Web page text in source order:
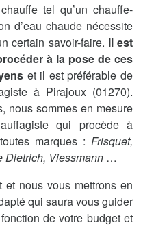
tel qu’un chauffe-
d’eau chaude nécessite
certain savoir-faire. Il est
à la pose de ces
et il est préférable de
à Pirajoux (01270).
nous sommes en mesure
qui procède à
marques : Frisquet,
Dietrich, Viessmann …
et nous vous mettrons en
qui saura vous guider
de votre budget et